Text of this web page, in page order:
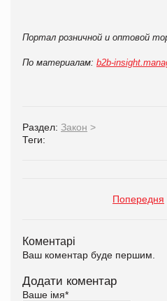
Портал розничной и оптовой
По материалам: b2b-
Раздел: Закон >
Теги:
Попередня
Коментарі
Ваш коментар буде першим.
Додати коментар
Ваше імя*